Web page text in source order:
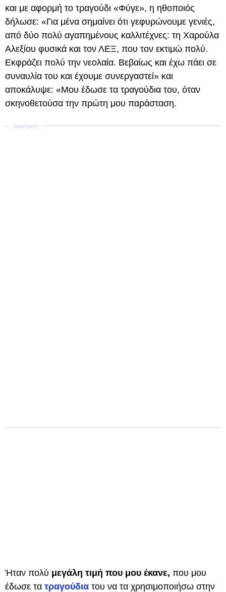
και με αφορμή το τραγούδι «Φύγε», η ηθοποιός
δήλωσε: «Για μένα σημαίνει ότι γεφυρώνουμε γενιές,
από δύο πολύ αγαπημένους καλλιτέχνες: τη Χαρούλα
Αλεξίου φυσικά και τον ΛΕΞ, που τον εκτιμώ πολύ.
Εκφράζει πολύ την νεολαία. Βεβαίως και έχω πάει σε
συναυλία του και έχουμε συνεργαστεί» και
αποκάλυψε: «Μου έδωσε τα τραγούδια του, όταν
σκηνοθετούσα την πρώτη μου παράσταση.
Ήταν πολύ μεγάλη τιμή που μου έκανε, που μου
έδωσε τα τραγούδια του να τα χρησιμοποιήσω στην